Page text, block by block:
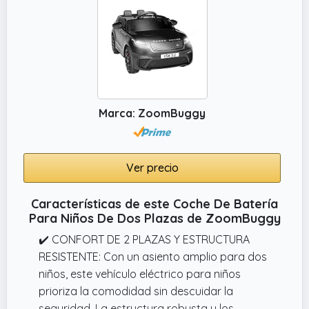
✔️ Batería de Larga Duración y Regalo Ideal
para Ocasiones Especiales: Con una
autonomía de 45 minutos y una velocidad
infantil es perfecto para paseos diarios. Su
capacidad de carga de hasta 31 kg lo hace
Marca: ZoomBuggy
Ver precio
Características de este Coche De Batería
Para Niños De Dos Plazas de ZoomBuggy
✔️ CONFORT DE 2 PLAZAS Y ESTRUCTURA
RESISTENTE: Con un asiento amplio para dos
niños, este vehículo eléctrico para niños
prioriza la comodidad sin descuidar la